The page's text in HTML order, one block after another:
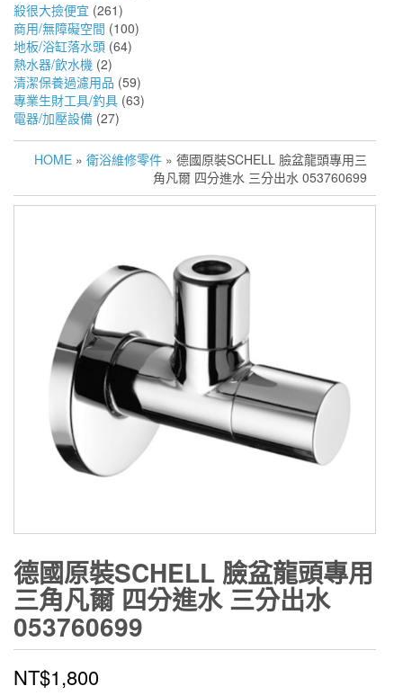
殺很大撿便宜 (261)
商用/無障礙空間 (100)
地板/浴缸落水頭 (64)
熱水器/飲水機 (2)
清潔保養過濾用品 (59)
專業生財工具/釣具 (63)
電器/加壓設備 (27)
HOME » 衛浴維修零件 » 德國原裝SCHELL 臉盆龍頭專用三
角凡爾 四分進水 三分出水 053760699
德國原裝SCHELL 臉盆龍頭專用
三角凡爾 四分進水 三分出水
053760699
NT$1,800